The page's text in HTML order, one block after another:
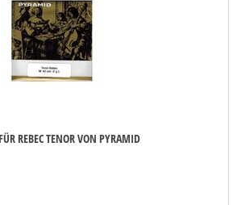
REBEC TENOR VON PYRAMID